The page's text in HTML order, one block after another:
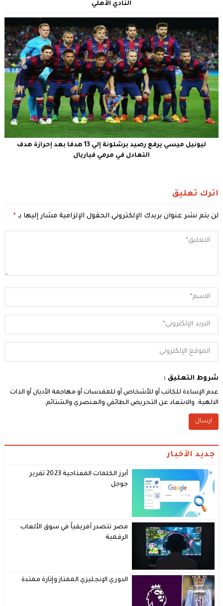
النادي الأهلي
ليونيل ميسي يرفع رصيد برشلونة إلي 13 هدفا بعد إحرازة هدف
التعادل في مرمي فياريال
اترك تعليق
لن يتم نشر عنوان بريدك الإلكتروني.الحقول الإلزامية مشار إليها بـ *
شروط التعليق :
عدم الإساءة للكاتب أو للأشخاص أو للمقدسات أو مهاجمة الأديان أو الذات
الالهية. والابتعاد عن التحريض الطائفي والعنصري والشتائم.
جديد الأخبار
أبرز الكلمات المفتاحية 2023 تقرير
جوجل
مصر تتصدر أفريقياً في سوق الألعاب
الرقمية
الدوري الإنجليزي الممتاز وإثارة ممتدة